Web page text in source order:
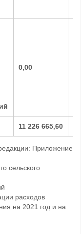
0,00
11 226 665,60
Приложение
сельского
расходов
на 2021 год и на